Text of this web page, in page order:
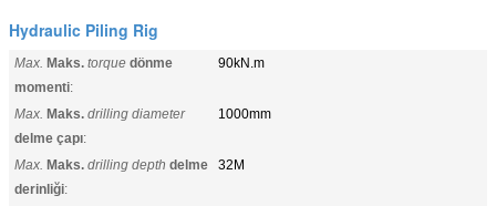
Hydraulic Piling Rig
Max. Maks. torque dönme
momenti:
90kN.m
Max. Maks. drilling diameter
delme çapı:
1000mm
Max. Maks. drilling depth delme
derinliği:
32M